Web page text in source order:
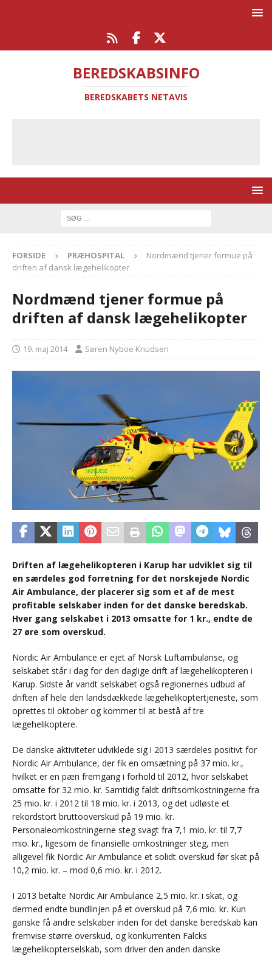
BEREDSKABSINFO
BEREDSKABETS NETAVIS
FORSIDE PRÆHOSPITAL
Nordmænd tjener formue på
driften af dansk lægehelikopter
Nordmænd tjener formue på
driften af dansk lægehelikopter
19. maj 2014 Søren Nyboe Knudsen
Driften af lægehelikopteren i Karup har udviklet sig til
en særdeles god forretning for det norskejede Nordic
Air Ambulance, der placerer sig som et af de mest
profitable selskaber inden for det danske beredskab.
Hver gang selskabet i 2013 omsatte for 1 kr., endte de
27 øre som overskud.
Nordic Air Ambulance er ejet af Norsk Luftambulanse, og
selskabet står i dag for den daglige drift af lægehelikopteren i
Karup. Sidste år vandt selskabet også regionernes udbud af
driften af hele den landsdækkede lægehelikoptertjeneste, som
oprettes til oktober og kommer til at bestå af tre
lægehelikoptere.
De danske aktiviteter udviklede sig i 2013 særdeles positivt for
Nordic Air Ambulance, der fik en omsætning på 37 mio. kr.,
hvilket er en pæn fremgang i forhold til 2012, hvor selskabet
omsatte for 32 mio. kr. Samtidig faldt driftsomkostningerne fra
25 mio. kr. i 2012 til 18 mio. kr. i 2013, og det udløste et
rekordstort bruttooverskud på 19 mio. kr.
Personaleomkostningerne steg svagt fra 7,1 mio. kr. til 7,7
mio. kr., ligesom de finansielle omkostninger steg, men
alligevel fik Nordic Air Ambulance et solidt overskud før skat på
10,2 mio. kr. – mod 0,6 mio. kr. i 2012.
I 2013 betalte Nordic Air Ambulance 2,5 mio. kr. i skat, og
dermed endte bundlinjen på et overskud på 7,6 mio. kr. Kun
ganske få andre selskaber inden for det danske beredskab kan
fremvise større overskud, og konkurrenten Falcks
lægehelikopterselskab, som driver den anden danske